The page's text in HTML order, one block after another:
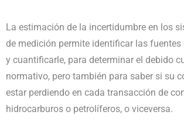
La estimación de la incertidumbre en los
de medición permite identificar las fuentes
y cuantificarle, para determinar el debido
normativo, pero también para saber si su
estar perdiendo en cada transacción de
hidrocarburos o petrolíferos, o viceversa.